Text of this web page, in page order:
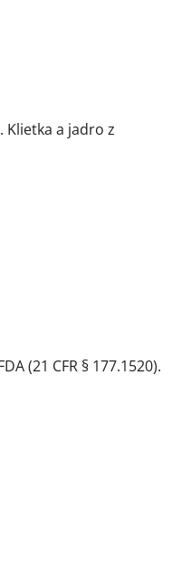
Klietka a jadro z
(21 CFR § 177.1520).